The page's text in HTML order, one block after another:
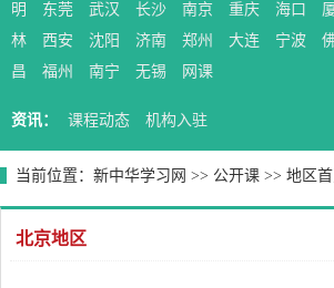
明
东莞 武汉 长沙 南京 重庆 海口
林
西安 沈阳 济南 郑州 大连 宁波
昌
福州 南宁 无锡 网课
资讯： 课程动态 机构入驻
当前位置： 新中华学习网 >> 公开课 >> 地区首
北京地区